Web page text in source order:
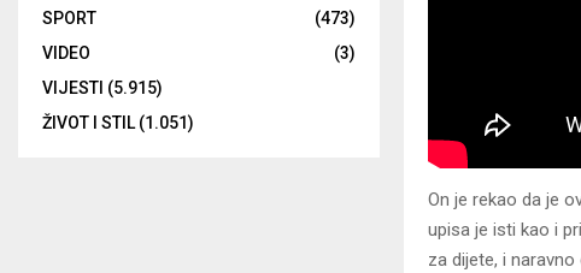
On je rekao da je
upisa je isti kao i
za dijete, i
SPORT
(473)
VIDEO
(3)
VIJESTI (5.915)
ŽIVOT I STIL(1.051)